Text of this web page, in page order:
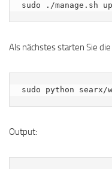
sudo ./manage.sh
Als nächstes starten Sie
sudo python searx/
Output: